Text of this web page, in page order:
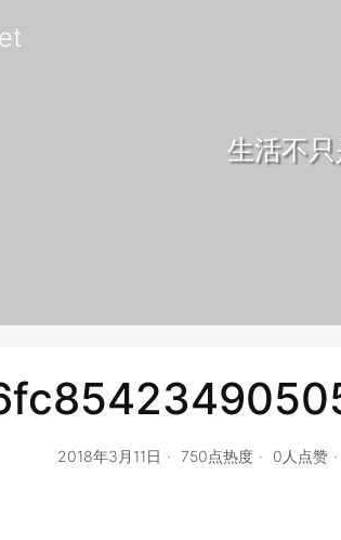
生活不
2018年3月11日 750点热度 0人点赞